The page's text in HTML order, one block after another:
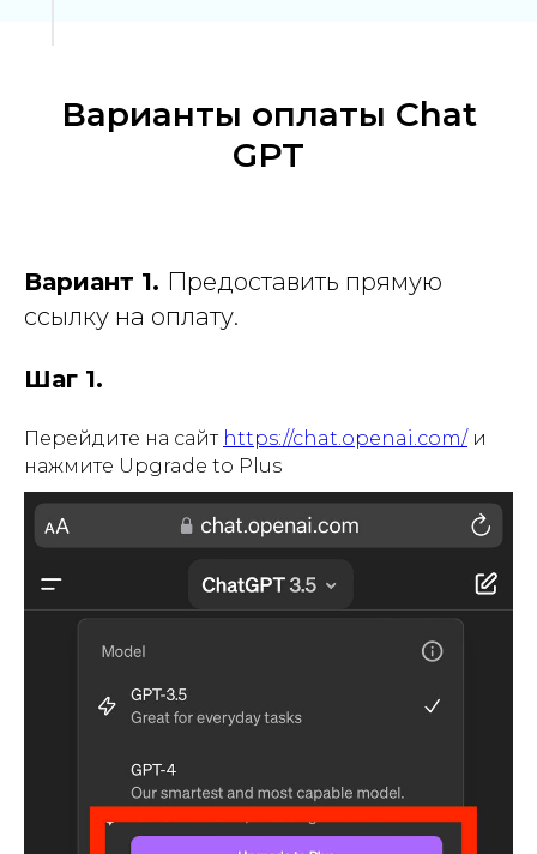
Варианты оплаты Chat
GPT
Вариант 1. Предоставить прямую
ссылку на оплату.
Шаг 1.
Перейдите на сайт https://chat.openai.com/ и
нажмите Upgrade to Plus